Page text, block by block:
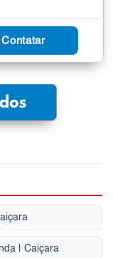
Contatar
| Caiçara